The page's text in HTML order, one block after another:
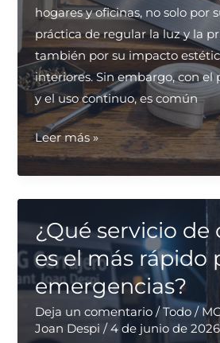
hogares y oficinas, no solo por
práctica de regular la luz y la
también por su impacto
interiores. Sin embargo, con el
y el uso continuo, es común
¿Cuál
es
el
mejor
lugar
para
reparar
persianas
en
Sant
Leer más »
¿Qué servicio de
es el más rápido
emergencias?
Deja un comentario /Todo /
Joan Despi/4 de junio de 2026